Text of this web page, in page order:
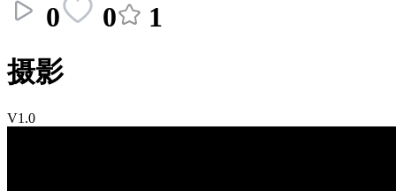
0
0
1
摄影
V1.0